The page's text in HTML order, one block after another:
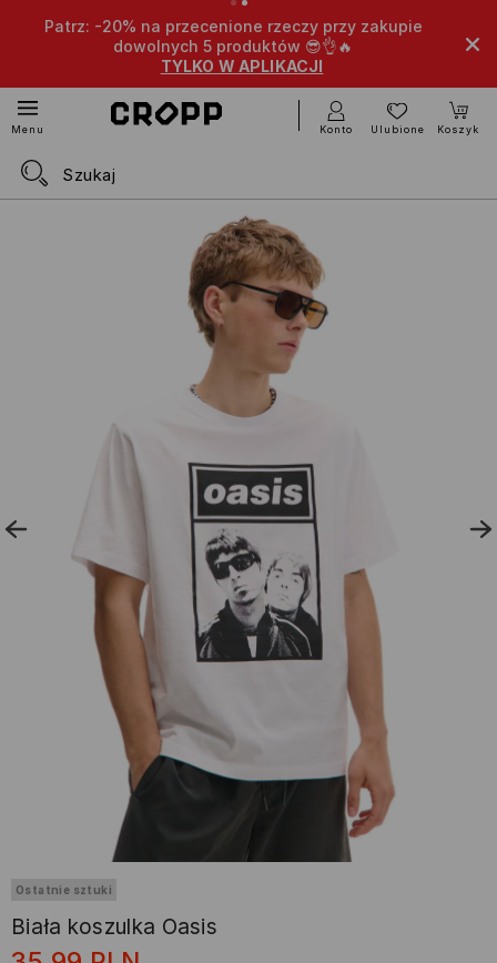
Patrz: -20% na przecenione rzeczy przy zakupie
dowolnych 5 produktów 😎👌🔥
TYLKO W APLIKACJI
Menu Konto Ulubione Koszyk
Ostatnie sztuki
Biała koszulka Oasis